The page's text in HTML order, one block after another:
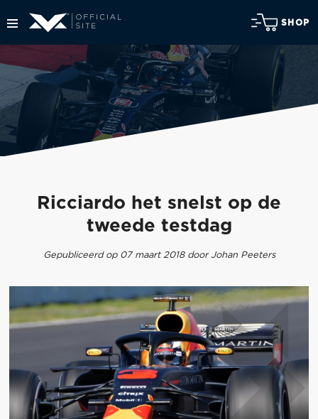
SHOP
Ricciardo het snelst op de
tweede testdag
Gepubliceerd op 07 maart 2018 door Johan Peeters